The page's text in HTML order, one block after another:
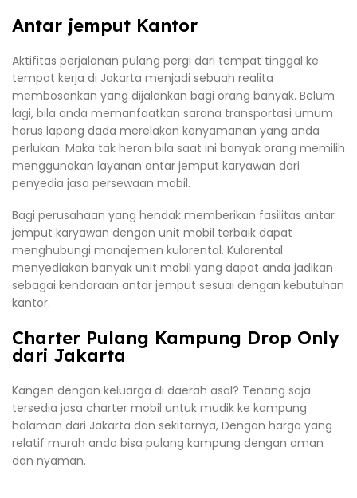
Antar jemput Kantor
Aktifitas perjalanan pulang pergi dari tempat tinggal ke
tempat kerja di Jakarta menjadi sebuah realita
membosankan yang dijalankan bagi orang banyak. Belum
lagi, bila anda memanfaatkan sarana transportasi umum
harus lapang dada merelakan kenyamanan yang anda
perlukan. Maka tak heran bila saat ini banyak orang memilih
menggunakan layanan antar jemput karyawan dari
penyedia jasa persewaan mobil.
Bagi perusahaan yang hendak memberikan fasilitas antar
jemput karyawan dengan unit mobil terbaik dapat
menghubungi manajemen kulorental. Kulorental
menyediakan banyak unit mobil yang dapat anda jadikan
sebagai kendaraan antar jemput sesuai dengan kebutuhan
kantor.
Charter Pulang Kampung Drop Only
dari Jakarta
Kangen dengan keluarga di daerah asal? Tenang saja
tersedia jasa charter mobil untuk mudik ke kampung
halaman dari Jakarta dan sekitarnya, Dengan harga yang
relatif murah anda bisa pulang kampung dengan aman
dan nyaman.